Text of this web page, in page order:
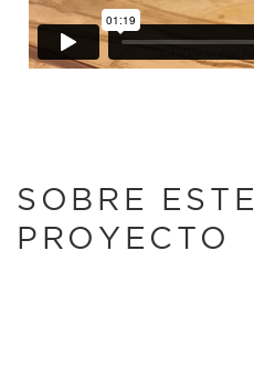
SOBRE ESTE
PROYECTO